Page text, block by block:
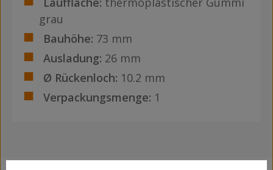
grau
Bauhöhe: 73 mm
Ausladung: 26 mm
Ø Rückenloch: 10.2 mm
Verpackungsmenge: 1